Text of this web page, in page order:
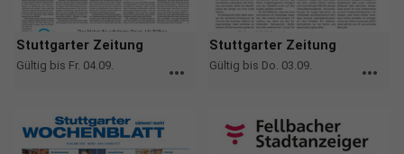
Stuttgarter Zeitung
Gültig bis Fr. 04.09. more_horiz
Stuttgarter Zeitung
Gültig bis Do. 03.09. more_horiz